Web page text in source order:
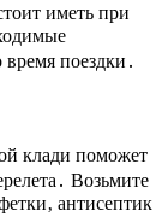
иметь при
поездки․
клади поможет
Возьмите
антисептик